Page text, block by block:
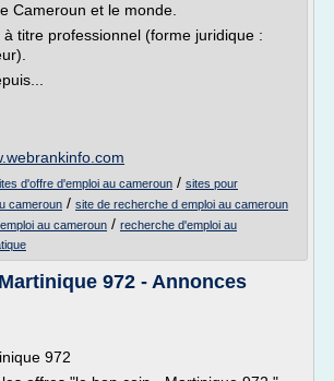
Cameroun et le monde.
titre professionnel (forme juridique :
d'offre d'emploi au cameroun / sites pour
cameroun / site de recherche d emploi au cameroun
au cameroun / recherche d'emploi au
972 - Annonces
972